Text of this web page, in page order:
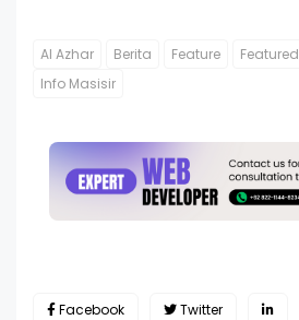
Al Azhar Berita Feature Featured
Info Masisir
Facebook Twitter